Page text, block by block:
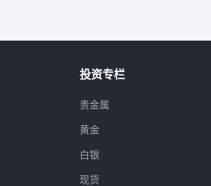
投资专栏
贵金属
黄金
白银
现货